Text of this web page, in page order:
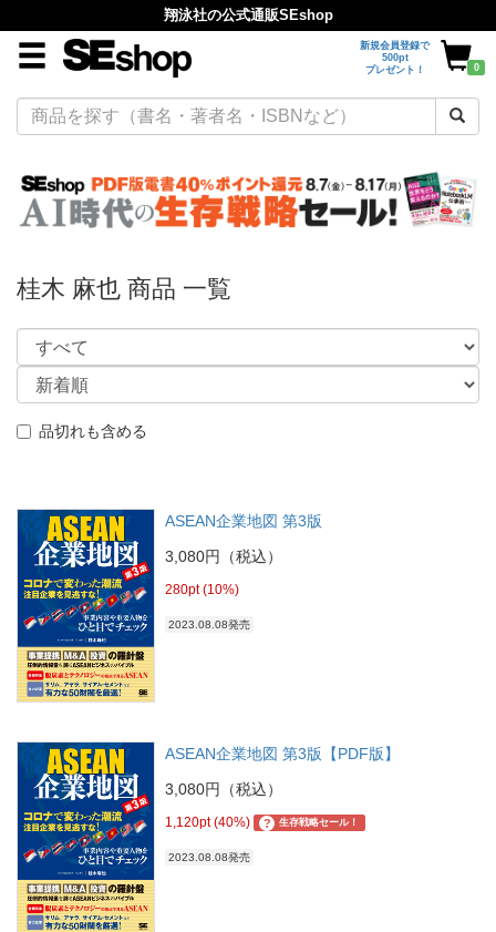
翔泳社の公式通販SEshop
新規会員登録で
500pt
プレゼント！
0
桂木 麻也 商品 一覧
品切れも含める
ASEAN企業地図 第3版
3,080円（税込）
280pt (10%)
2023.08.08発売
ASEAN企業地図 第3版【PDF版】
3,080円（税込）
1,120pt (40%) ? 生存戦略セール！
2023.08.08発売